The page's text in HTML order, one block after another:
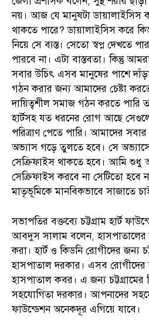
নয়। আজ যে মানুষটা ডায়ালাইসিস
থাকতে পারে? ডায়ালাইসিস করে
নিয়ে সে ব্যস্ত। সেতো স্বপ্ন দেখতে
পারবে না। এটা বাস্তবতা। কিন্তু
সবার উচিৎ এসব মানুষের পাশে
গঠন করার জন্য আমাদের চেষ্টা
দায়িত্বশীল সমাজ গঠন করতে পারি
হার্টসহ যত ধরনের রোগ আছে
পরিত্রাণ পেতে পারি। আমাদের
অভ্যাস গড়ে তুলতে হবে। সে
সেক্রিফাইস থাকতে হবে। আমি শুধু
সেক্রিফাইস করবে না সেটিতো হবে
মাতৃভূমিকে মানবিকভাবে সাজাতে
সভাপতির বক্তব্যে চট্টগ্রাম হার্ট
আবদুস সালাম বলেন,
করা। হার্ট ও কিডনি রোগীদের জন্য
হাসপাতাল দরকার। এসব
হাসপাতাল কবর। এ জন্য
সহযোগিতা দরকার। আপনাদের
ফাউন্ডেশন অনেকদূর এগিয়ে যাবে।